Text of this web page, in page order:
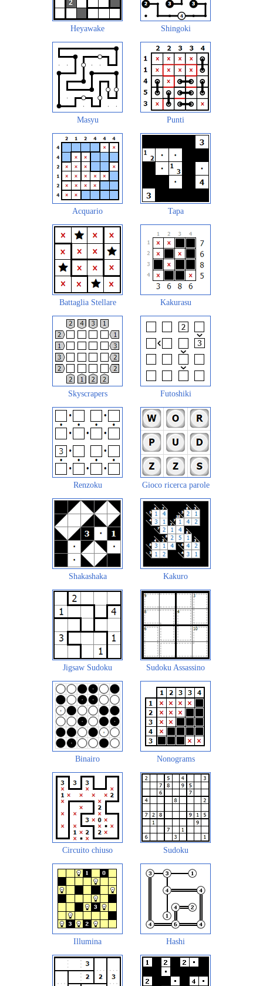
Heyawake Shingoki
Masyu Punti
Acquario Tapa
Battaglia Stellare Kakurasu
Skyscrapers Futoshiki
Renzoku Gioco ricerca parole
Shakashaka Kakuro
Jigsaw Sudoku Sudoku Assassino
Binairo Nonograms
Circuito chiuso Sudoku
Illumina Hashi